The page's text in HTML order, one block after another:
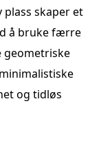
skaper et
å bruke færre
geometriske
og tidløs